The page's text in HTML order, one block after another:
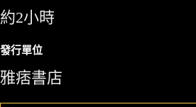
約2小時
發行單位
雅痞書店